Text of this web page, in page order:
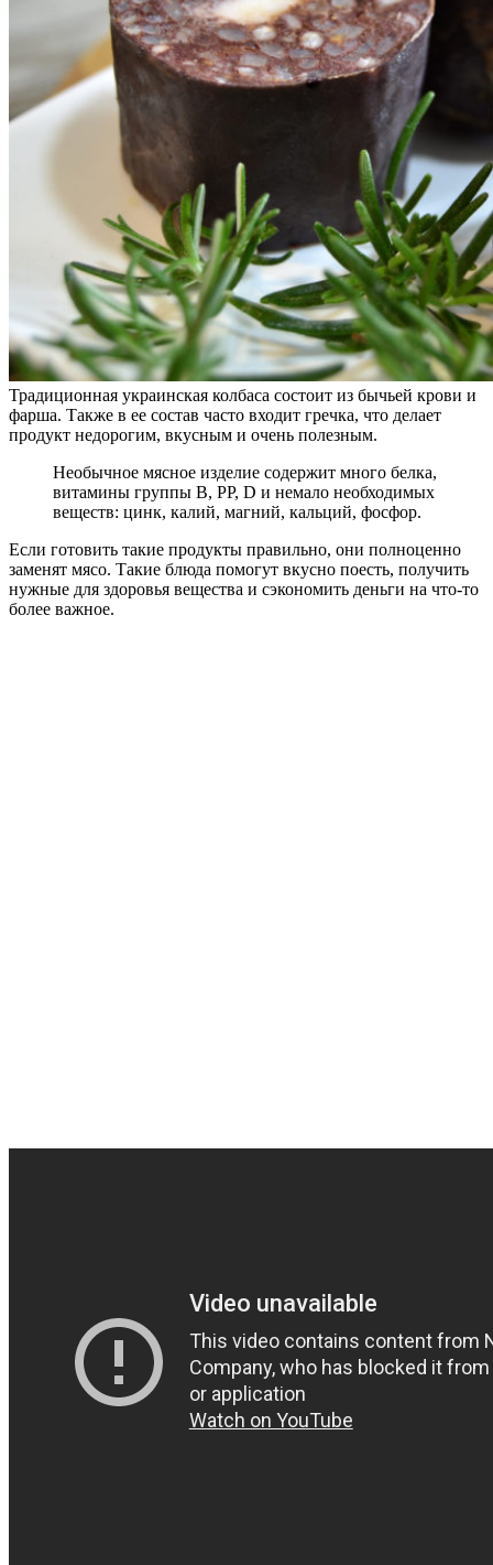
Традиционная украинская колбаса состоит из бычьей крови и
фарша. Также в ее состав часто входит гречка, что делает
продукт недорогим, вкусным и очень полезным.
Необычное мясное изделие содержит много белка,
витамины группы В, РР, D и немало необходимых
веществ: цинк, калий, магний, кальций, фосфор.
Если готовить такие продукты правильно, они полноценно
заменят мясо. Такие блюда помогут вкусно поесть, получить
нужные для здоровья вещества и сэкономить деньги на что-то
более важное.